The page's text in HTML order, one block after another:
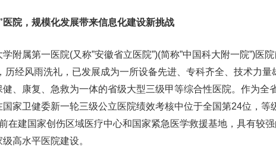
院，规模化发展带来信息化建设新挑战
属第一医院(又称”安徽省立医院”)(简称”中国科大附一院”)医
历经风雨洗礼，已发展成为一所设备先进、专科齐全、技术力量
、康复、急救为一体的省级大型三级甲等综合性医院。作为全
家卫健委新一轮三级公立医院绩效考核中位于全国第24位，等
在建国家创伤区域医疗中心和国家紧急医学救援基地，具有较
高水平医院建设。